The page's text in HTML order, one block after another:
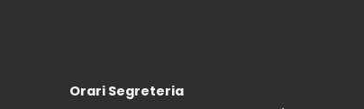
Orari Segreteria